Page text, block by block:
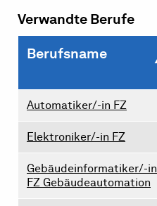
Verwandte Berufe
Berufsname
Automatiker/-in FZ
Elektroniker/-in FZ
Gebäudeinformatiker/-in
FZ Gebäudeautomation